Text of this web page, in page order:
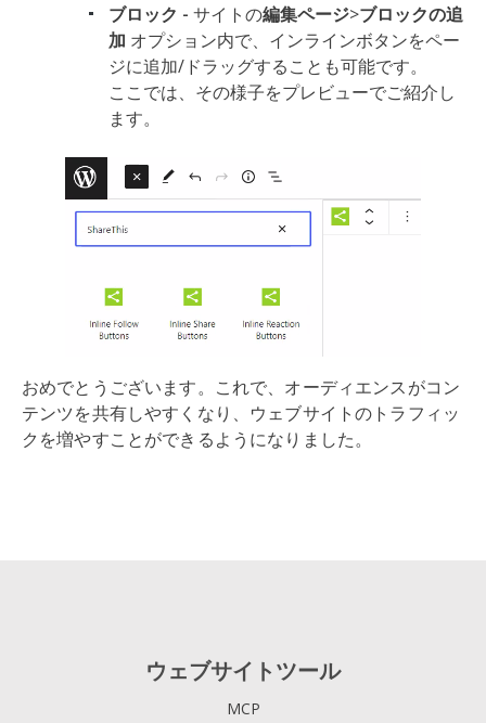
ブロック - サイトの編集ページ>ブロックの追
加 オプション内で、インラインボタンをペー
ジに追加/ドラッグすることも可能です。
ここでは、その様子をプレビューでご紹介し
ます。
おめでとうございます。これで、オーディエンスがコン
テンツを共有しやすくなり、ウェブサイトのトラフィッ
クを増やすことができるようになりました。
ウェブサイトツール
MCP